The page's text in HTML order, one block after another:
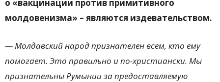
о «вакцинации против примитивного
молдовенизма» – являются издевательством.
— Молдавский народ признателен всем, кто ему
помогает. Это правильно и по-христиански. Мы
признательны Румынии за предоставляемую